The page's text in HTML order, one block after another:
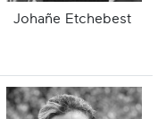
Johañe Etchebest